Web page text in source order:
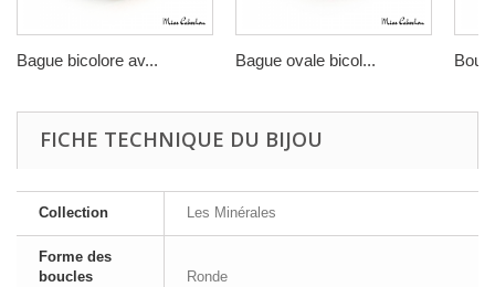
Bague bicolore av... Bague ovale bicol...
FICHE TECHNIQUE DU BIJOU
Collection Les Minérales
Forme des
boucles
Ronde